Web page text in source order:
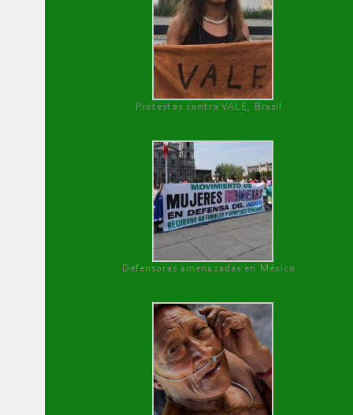
Protestas contra VALE, Brasil
Defensoras amenazadas en México